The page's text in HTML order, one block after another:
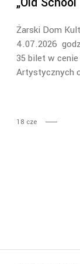
Żarski Dom
4.07.2026
35 bilet w
Artystycznych
18 cze